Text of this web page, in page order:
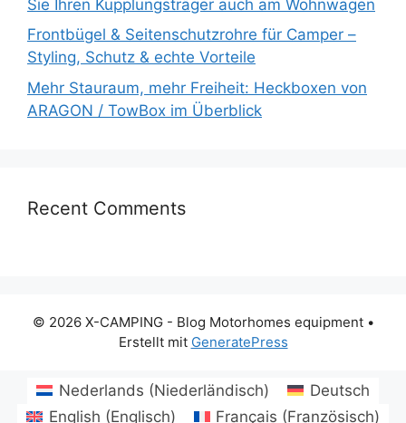
Sie Ihren Kupplungsträger auch am Wohnwagen
Frontbügel & Seitenschutzrohre für Camper –
Styling, Schutz & echte Vorteile
Mehr Stauraum, mehr Freiheit: Heckboxen von
ARAGON / TowBox im Überblick
Recent Comments
© 2026 X-CAMPING - Blog Motorhomes equipment•
Erstellt mit GeneratePress
Nederlands (Niederländisch)
Deutsch
English (Englisch) Français (Französisch)